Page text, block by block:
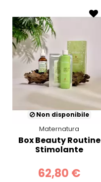
Non disponibile
Maternatura
Box Beauty Routine
Stimolante
62,80 €